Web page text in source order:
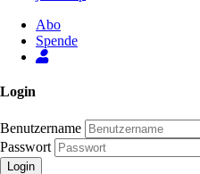
Abo
Spende
Login
Benutzername
Passwort
Login